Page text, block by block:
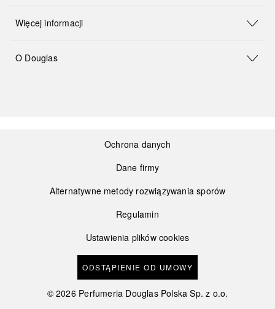
Więcej informacji
O Douglas
Ochrona danych
Dane firmy
Alternatywne metody rozwiązywania sporów
Regulamin
Ustawienia plików cookies
ODSTĄPIENIE OD UMOWY
©2026 Perfumeria Douglas Polska Sp. z o.o.